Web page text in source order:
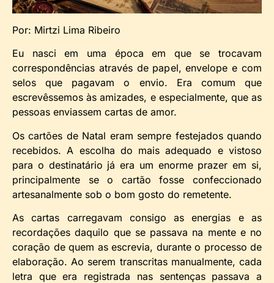
Por: Mirtzi Lima Ribeiro
Eu nasci em uma época em que se trocavam
correspondências através de papel, envelope e com
selos que pagavam o envio. Era comum que
escrevêssemos às amizades, e especialmente, que as
pessoas enviassem cartas de amor.
Os cartões de Natal eram sempre festejados quando
recebidos. A escolha do mais adequado e vistoso
para o destinatário já era um enorme prazer em si,
principalmente se o cartão fosse confeccionado
artesanalmente sob o bom gosto do remetente.
As cartas carregavam consigo as energias e as
recordações daquilo que se passava na mente e no
coração de quem as escrevia, durante o processo de
elaboração. Ao serem transcritas manualmente, cada
letra que era registrada nas sentenças passava a